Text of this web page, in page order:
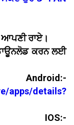
ਰਾਏ।
ਕਰਨ ਲਈ
apps/details?